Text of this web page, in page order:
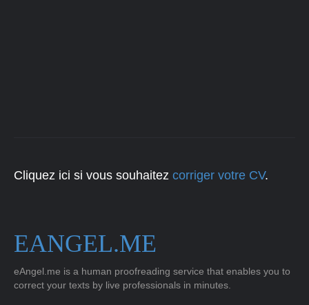
Cliquez ici si vous souhaitez corriger votre CV.
EANGEL.ME
eAngel.me is a human proofreading service that enables you to
correct your texts by live professionals in minutes.